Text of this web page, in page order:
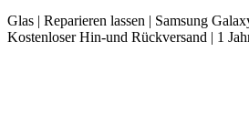
Glas | Reparieren lassen | Samsung
Kostenloser Hin-und Rückversand | 1